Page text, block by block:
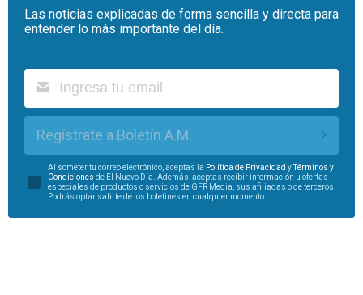
Las noticias explicadas de forma sencilla y directa para
entender lo más importante del día.
Regístrate a Boletín A.M.
Al someter tu correo electrónico, aceptas la Política de Privacidad yTérminos y
Condiciones de El Nuevo Día. Además, aceptas recibir información u ofertas
especiales de productos o servicios de GFR Media, sus afiliadas o de terceros.
Podrás optar salirte de los boletines en cualquier momento.